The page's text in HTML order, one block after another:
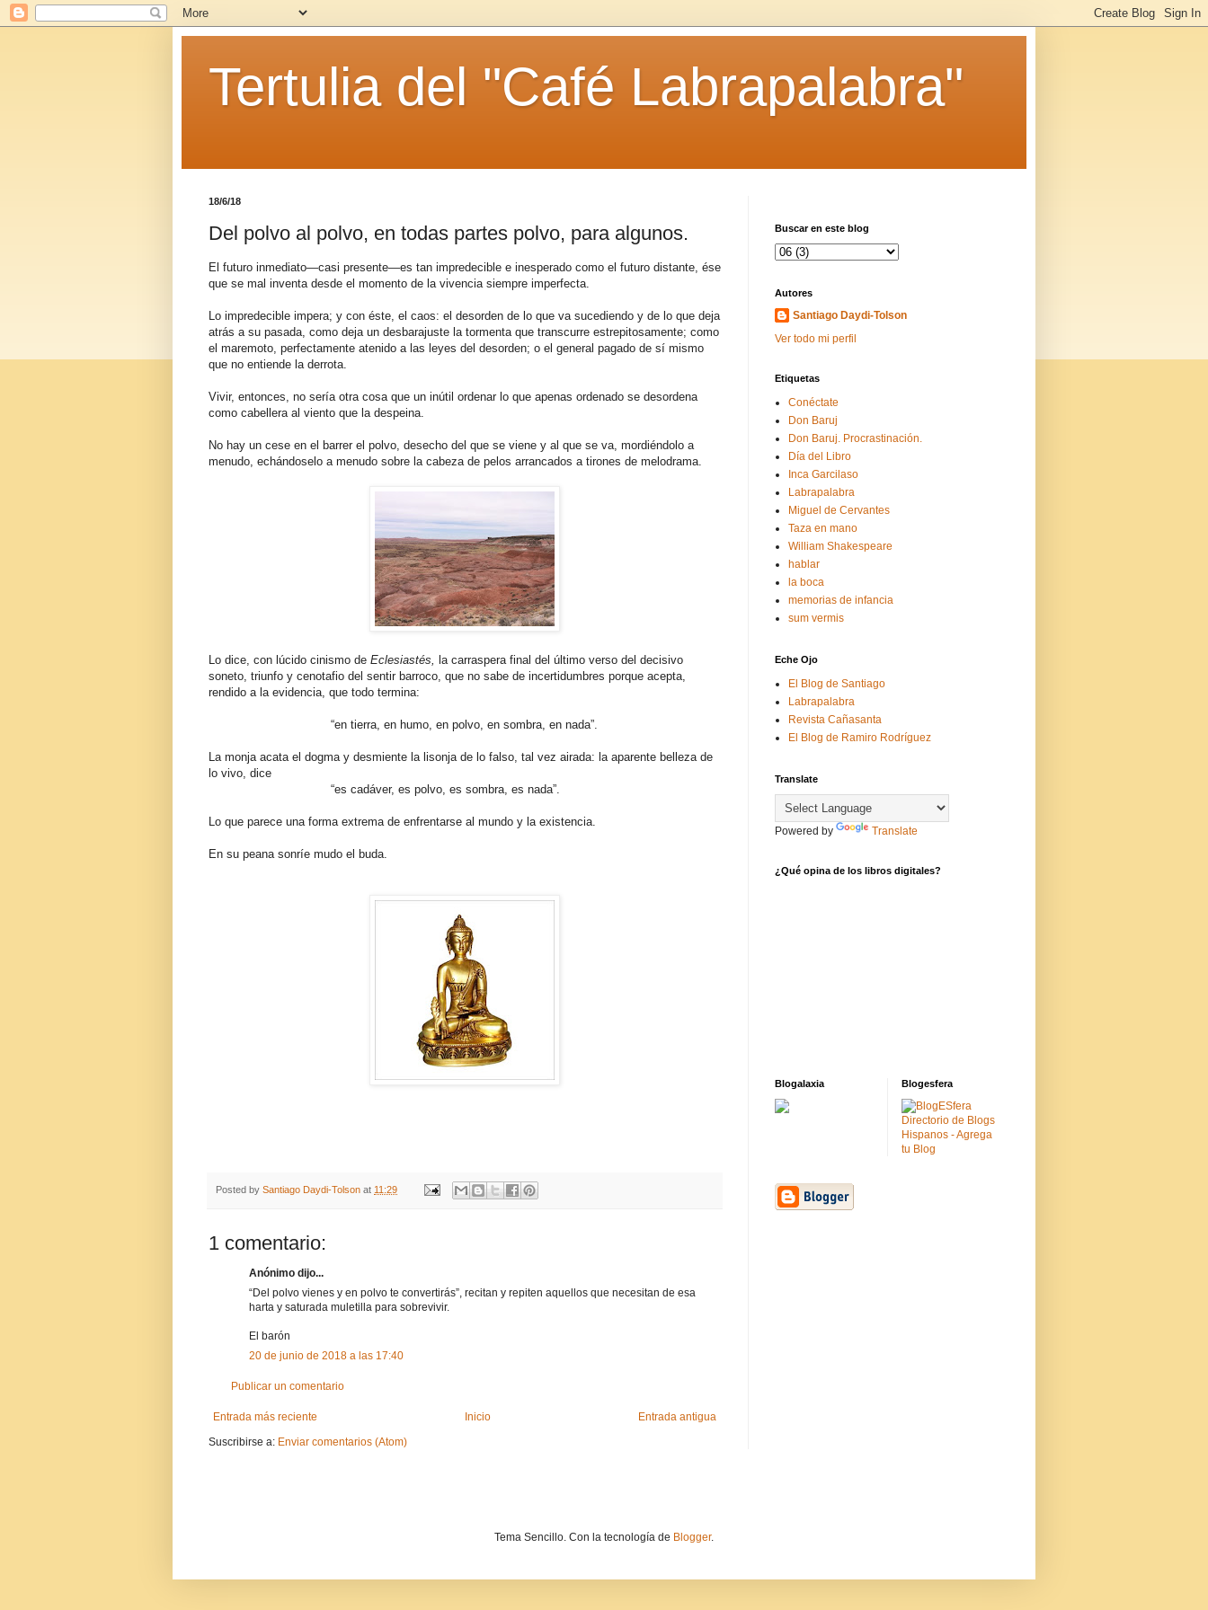
Tertulia del "Café Labrapalabra"
18/6/18
Del polvo al polvo, en todas partes polvo, para algunos.
El futuro inmediato—casi presente—es tan impredecible e inesperado como el futuro distante, ése
que se mal inventa desde el momento de la vivencia siempre imperfecta.
Lo impredecible impera; y con éste, el caos: el desorden de lo que va sucediendo y de lo que deja
atrás a su pasada, como deja un desbarajuste la tormenta que transcurre estrepitosamente; como
el maremoto, perfectamente atenido a las leyes del desorden; o el general pagado de sí mismo
que no entiende la derrota.
Vivir, entonces, no sería otra cosa que un inútil ordenar lo que apenas ordenado se desordena
como cabellera al viento que la despeina.
No hay un cese en el barrer el polvo, desecho del que se viene y al que se va, mordiéndolo a
menudo, echándoselo a menudo sobre la cabeza de pelos arrancados a tirones de melodrama.
Lo dice, con lúcido cinismo de Eclesiastés, la carraspera final del último verso del decisivo
soneto, triunfo y cenotafio del sentir barroco, que no sabe de incertidumbres porque acepta,
rendido a la evidencia, que todo termina:
“en tierra, en humo, en polvo, en sombra, en nada”.
La monja acata el dogma y desmiente la lisonja de lo falso, tal vez airada: la aparente belleza de
lo vivo, dice
“es cadáver, es polvo, es sombra, es nada”.
Lo que parece una forma extrema de enfrentarse al mundo y la existencia.
En su peana sonríe mudo el buda.
Posted by Santiago Daydi-Tolson at 11:29
1 comentario:
Anónimo dijo...
“Del polvo vienes y en polvo te convertirás”, recitan y repiten aquellos que necesitan de esa
harta y saturada muletilla para sobrevivir.
El barón
20 de junio de 2018 a las 17:40
Publicar un comentario
Entrada más reciente Entrada antigua
Inicio
Suscribirse a: Enviar comentarios (Atom)
Buscar en este blog
Autores
Santiago Daydi-Tolson
Ver todo mi perfil
Etiquetas
Conéctate
Don Baruj
Don Baruj. Procrastinación.
Día del Libro
Inca Garcilaso
Labrapalabra
Miguel de Cervantes
Taza en mano
William Shakespeare
hablar
la boca
memorias de infancia
sum vermis
Eche Ojo
El Blog de Santiago
Labrapalabra
Revista Cañasanta
El Blog de Ramiro Rodríguez
Translate
Powered by Translate
¿Qué opina de los libros digitales?
Blogalaxia Blogesfera
Tema Sencillo. Con la tecnología de Blogger.